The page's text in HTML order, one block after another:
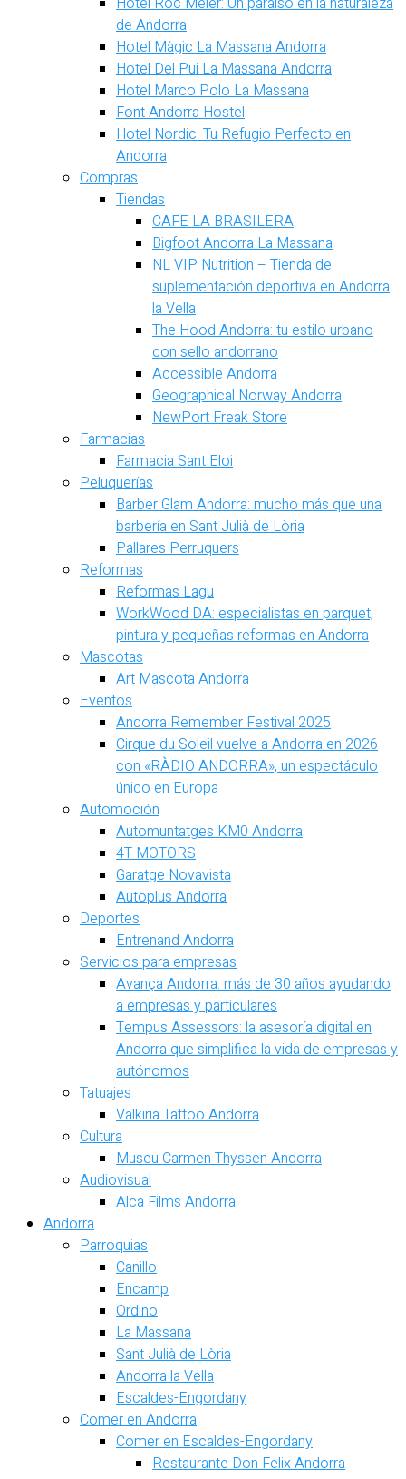
de Andorra
Hotel Màgic La Massana Andorra
Hotel Del Pui La Massana Andorra
Hotel Marco Polo La Massana
Font Andorra Hostel
Hotel Nordic: Tu Refugio Perfecto en
Andorra
Compras
Tiendas
CAFE LA BRASILERA
Bigfoot Andorra La Massana
NL VIP Nutrition – Tienda de
suplementación deportiva en Andorra
la Vella
The Hood Andorra: tu estilo urbano
con sello andorrano
Accessible Andorra
Geographical Norway Andorra
NewPort Freak Store
Farmacias
Farmacia Sant Eloi
Peluquerías
Barber Glam Andorra: mucho más que una
barbería en Sant Julià de Lòria
Pallares Perruquers
Reformas
Reformas Lagu
WorkWood DA: especialistas en parquet,
pintura y pequeñas reformas en Andorra
Mascotas
Art Mascota Andorra
Eventos
Andorra Remember Festival 2025
Cirque du Soleil vuelve a Andorra en 2026
con «RÀDIO ANDORRA», un espectáculo
único en Europa
Automoción
Automuntatges KM0 Andorra
4T MOTORS
Garatge Novavista
Autoplus Andorra
Deportes
Entrenand Andorra
Servicios para empresas
Avança Andorra: más de 30 años ayudando
a empresas y particulares
Tempus Assessors: la asesoría digital en
Andorra que simplifica la vida de empresas y
autónomos
Tatuajes
Valkiria Tattoo Andorra
Cultura
Museu Carmen Thyssen Andorra
Audiovisual
Alca Films Andorra
Andorra
Parroquias
Canillo
Encamp
Ordino
La Massana
Sant Julià de Lòria
Andorra la Vella
Escaldes-Engordany
Comer en Andorra
Comer en Escaldes-Engordany
Restaurante Don Felix Andorra